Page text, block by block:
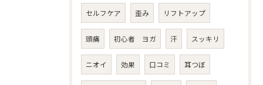
セルフケア 歪み リフトアップ
頭痛 初心者 ヨガ 汗 スッキリ
ニオイ 効果 口コミ 耳つぼ